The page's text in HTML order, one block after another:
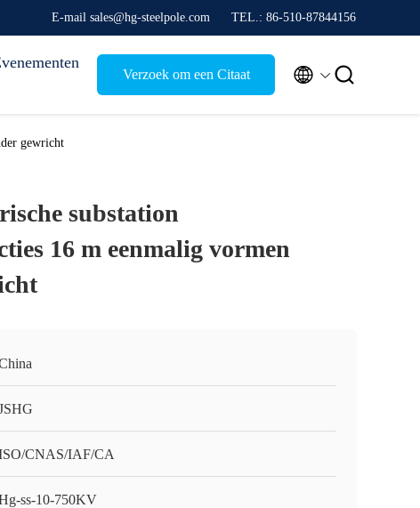
E-mail sales@hg-steelpole.com TEL.: 86-510-87844156
Verzoek om een Citaat  
gewricht
substation
16 m eenmalig vormen
CNAS/IAF/CA
ss-10-750KV